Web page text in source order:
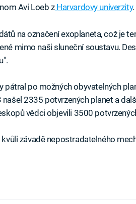
Avi Loeb zHarvardovy univerzity.
na označení exoplaneta, což je
mimo naši sluneční soustavu.
pátral po možných obyvatelných
2335 potvrzených planet a
vědci objevili 3500
závadě nepostradatelného